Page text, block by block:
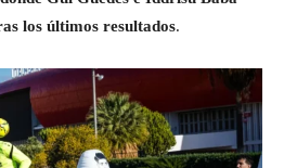
los últimos resultados.